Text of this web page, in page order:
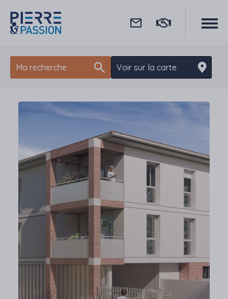
Pierre Passion
Ma recherche Voir sur la carte